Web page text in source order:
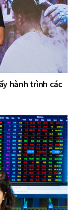
hành trình các